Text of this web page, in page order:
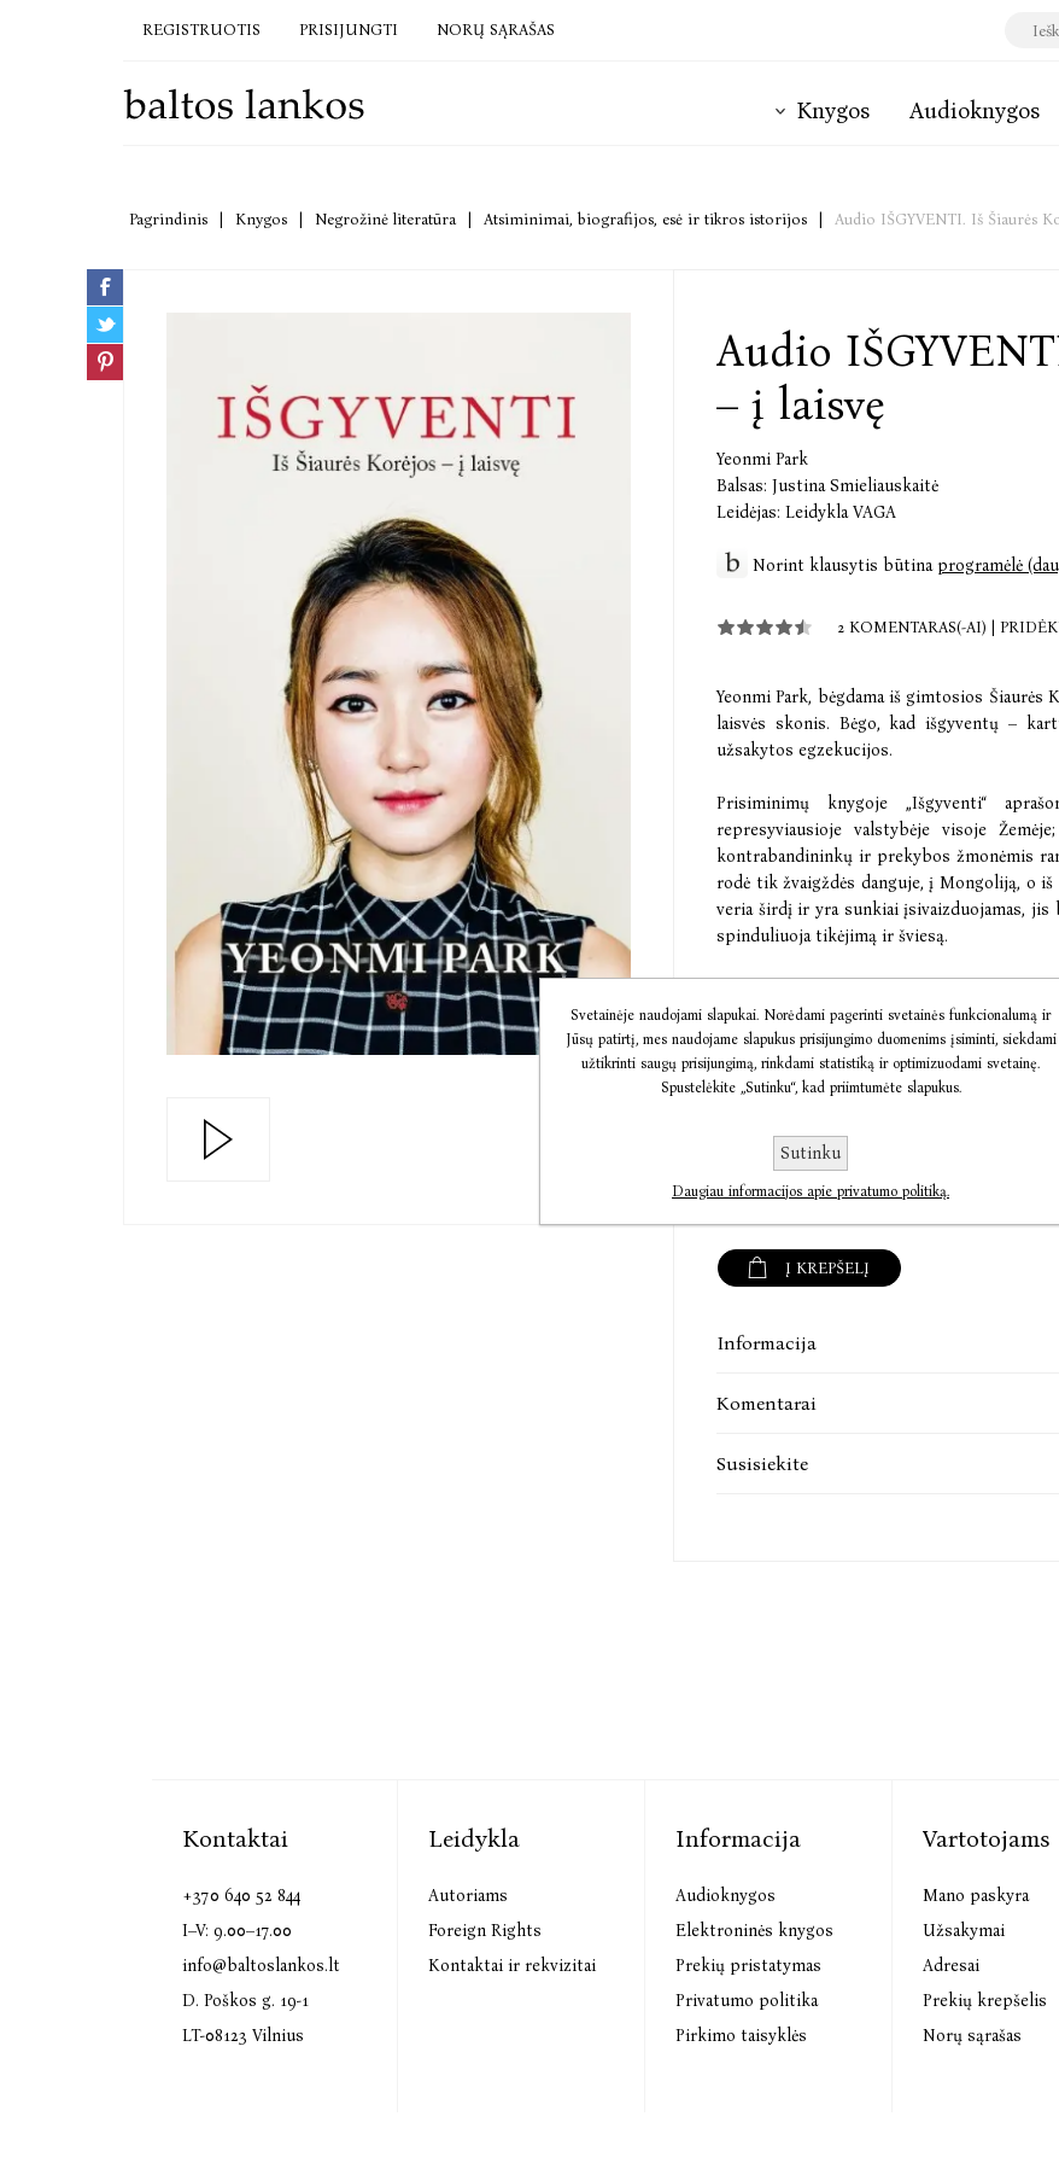
REGISTRUOTIS PRISIJUNGTI NORŲ SĄRAŠAS
Knygos Audioknygos
Pagrindinis Knygos Negrožinė literatūra Atsiminimai, biografijos, esė ir tikros istorijos Audio IŠGYVENTI. Iš Šiaurės
Audio
– į laisvę
Yeonmi Park
Balsas: Justina Smieliauskaitė
Leidėjas: Leidykla VAGA
Norint klausytis būtinaprogramėlė
2 KOMENTARAS(-AI)
Yeonmi Park, bėgdama iš gimtosios
laisvės skonis. Bėgo, kad išgyventų –
užsakytos egzekucijos.
Prisiminimų knygoje „Išgyventi“
represyviausioje valstybėje visoje
kontrabandininkų ir prekybos žmonėmis
rodė tik žvaigždės danguje, į Mongoliją, o
veria širdį ir yra sunkiai įsivaizduojamas, jis
spinduliuoja tikėjimą ir šviesą.
Yeonmi Park (박연미) – pabėgėlė iš
visame pasaulyje, kai pasakė kalbą „The
Airijoje. Jos kalba apie ištrūkimą iš
peržiūrų YouTube ir kitose socialinių tinklų
€11,37 €14,21
Į KREPŠELĮ
Informacija
Komentarai
Susisiekite
Kontaktai
+370 640 52 844
I–V: 9.00–17.00
info@baltoslankos.lt
D. Poškos g. 19-1
LT-08123 Vilnius
Leidykla
Autoriams
Foreign Rights
Kontaktai ir rekvizitai
Informacija
Audioknygos
Elektroninės knygos
Prekių pristatymas
Privatumo politika
Pirkimo taisyklės
Vartotojams
Mano paskyra
Užsakymai
Adresai
Prekių krepšelis
Norų sąrašas
Svetainėje naudojami slapukai. Norėdami pagerinti svetainės funkcionalumą ir
Jūsų patirtį, mes naudojame slapukus prisijungimo duomenims įsiminti, siekdami
užtikrinti saugų prisijungimą, rinkdami statistiką ir optimizuodami svetainę.
Spustelėkite „Sutinku“, kad priimtumėte slapukus.
Sutinku
Daugiau informacijos apie privatumo politiką.